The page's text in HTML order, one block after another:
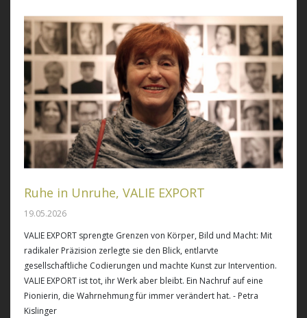
Ruhe in Unruhe, VALIE EXPORT
19.05.2026
VALIE EXPORT sprengte Grenzen von Körper, Bild und Macht: Mit
radikaler Präzision zerlegte sie den Blick, entlarvte
gesellschaftliche Codierungen und machte Kunst zur Intervention.
VALIE EXPORT ist tot, ihr Werk aber bleibt. Ein Nachruf auf eine
Pionierin, die Wahrnehmung für immer verändert hat. - Petra
Kislinger